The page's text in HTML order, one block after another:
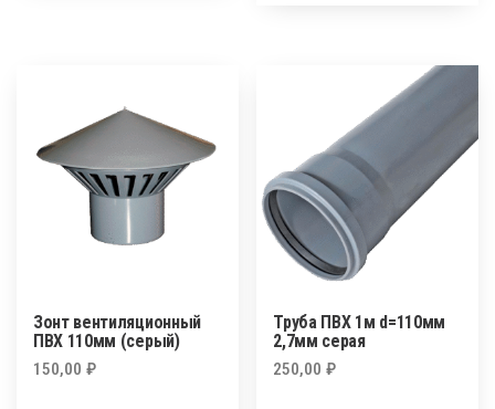
Зонт вентиляционный
ПВХ 110мм (серый)
150,00 ₽
Труба ПВХ 1м d=110мм
2,7мм серая
250,00₽